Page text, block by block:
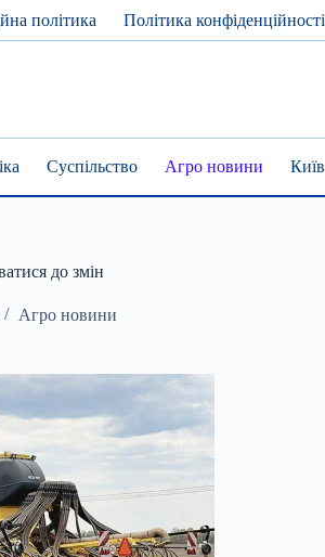
політика Політика конфіденційності
Суспільство Агро новини Київ
до змін
Агро новини